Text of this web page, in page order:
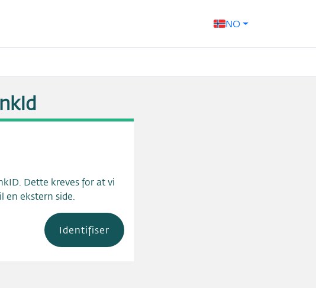
NO
Dette kreves for at vi
en ekstern side.
Identifiser